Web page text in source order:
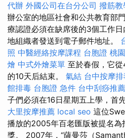
代辦 外國公司在台分公司 撥筋教
辦公室的地區社會和公共教育部
療認證必須在缺席後的3個工作
地組織者發送到電子郵件地址。
照 中醫經絡按摩課程 台胞證 桃園
燴 中式外燴菜單 至於春假，它
的10天后結束。 氣結 台中按摩
館排毒 台胞證 急件 台中刮痧推
子們必須在16日星期五上學，首
大里按摩推薦 local seo 這位
播放的2005年百老匯​​版被提名為
獎。 2007年，“薩曼莎（